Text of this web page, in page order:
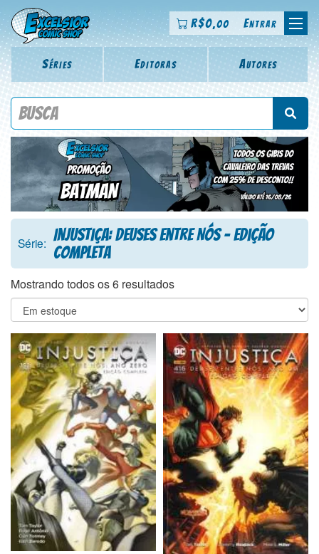
R$0,00 Entrar
Séries Editoras Autores
Procure por título da revista, personagem, série, escritor,
Série: Injustiça: Deuses Entre Nós - Edição
Completa
Mostrando todos os 6 resultados